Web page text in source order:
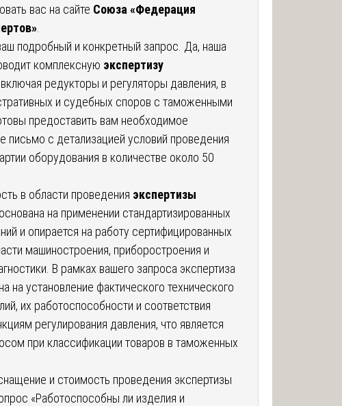
вас на сайте Союза «Федерация
подробный и конкретный запрос. Да, наша
комплексную экспертизу
редукторы и регуляторы давления, в
и судебных споров с таможенными
предоставить вам необходимое
письмо с детализацией условий проведения
оборудования в количестве около 50
в области проведения экспертизы
основана на применении стандартизированных
и опирается на работу сертифицированных
машиностроения, приборостроения и
В рамках вашего запроса экспертиза
на установление фактического технического
их работоспособности и соответствия
регулирования давления, что является
при классификации товаров в таможенных
и стоимость проведения экспертизы
«Работоспособны ли изделия и